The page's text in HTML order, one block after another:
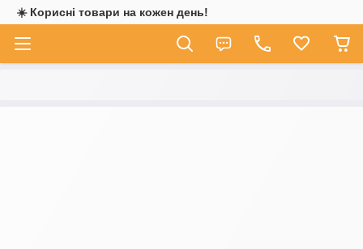
☀️ Корисні товари на кожен день!